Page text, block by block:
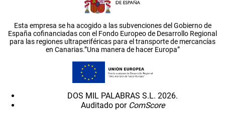
Esta empresa se ha acogido a las subvenciones del Gobierno de
España cofinanciadas con el Fondo Europeo de Desarrollo Regional
para las regiones ultraperiféricas para el transporte de mercancías
en Canarias.”Una manera de hacer Europa”
DOS MIL PALABRAS S.L. 2026.
Auditado por ComScore